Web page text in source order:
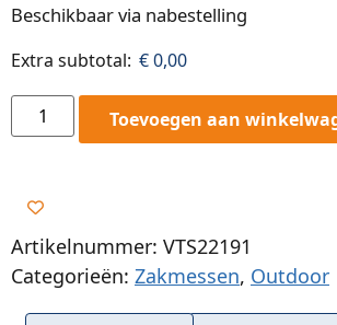
Beschikbaar via nabestelling
Extra subtotal: €0,00
Toevoegen aan
Artikelnummer: VTS22191
Categorieën: Zakmessen, Outdoor